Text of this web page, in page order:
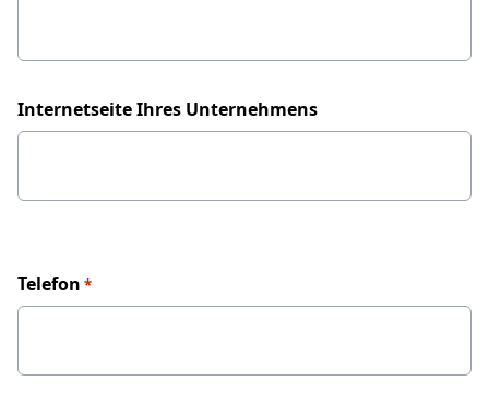
Internetseite Ihres Unternehmens
Telefon *